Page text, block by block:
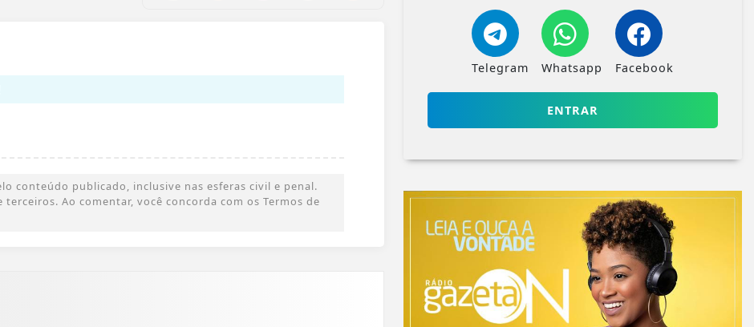
conteúdo publicado, inclusive nas esferas civil e penal.
Ao comentar, você concorda com os Termos de
Telegram Whatsapp Facebook
ENTRAR